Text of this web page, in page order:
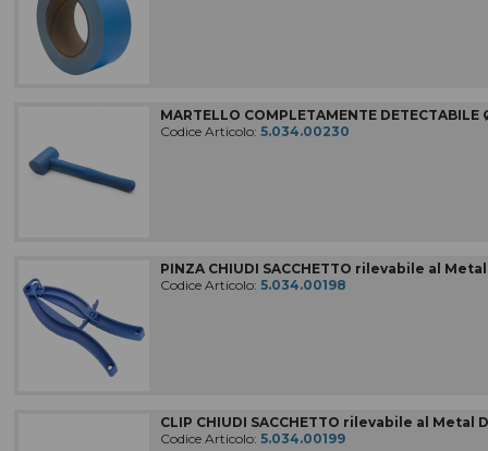
COMPLEMENTI D'ARREDO
MACCHINE PER LA PULIZIA
IMPIANTI DI ASPIRAZIONE
ATTREZZATURE PER LE PULIZIE
In codice colore
ATTREZZI PER LE PULIZIE
Civili / industriali
DETERGENTI PER LE PULIZIE
Civili / industriali
PRODOTTI CARTACEI
ABBIGLIAMENTI SPECIFICI
MARTELLO COMPLETAMENTE DETECTABILE
Codice Articolo: 5.034.00230
PINZA CHIUDI SACCHETTO rilevabile al
Codice Articolo: 5.034.00198
CLIP CHIUDI SACCHETTO rilevabile al Metal
Codice Articolo: 5.034.00199